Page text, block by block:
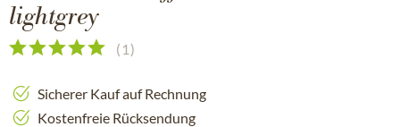
lightgrey
( 1)
Sicherer Kauf auf Rechnung
Kostenfreie Rücksendung